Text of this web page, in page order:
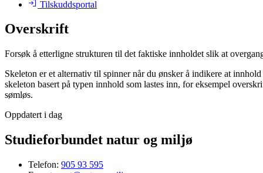
Tilskuddsportal
Overskrift
Forsøk å etterligne strukturen til det faktiske innholdet slik at
Skeleton er et alternativ til spinner når du ønsker å indikere at
skeleton basert på typen innhold som lastes inn, for eksempel
sømløs.
Oppdatert i dag
Studieforbundet natur og miljø
Telefon: 905 93 595